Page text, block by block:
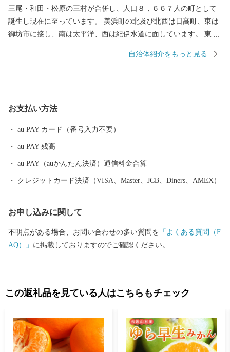
三尾・和田・松原の三村が合併し、人口８，６６７人の町として
誕生し現在に至っています。 美浜町の北及び北西は日高町、東は
御坊市に接し、南は太平洋、西は紀伊水道に面しています。 東西
平方キロメートルの町で、面積では和歌山県下で二番目に狭い町
く受けています。 太平洋に面する砂州海岸には、全長約４．５キ
自治体紹介をもっと見る
お支払い方法
au PAY カード（番号入力不要）
au PAY 残高
au PAY（auかんたん決済）通信料金合算
クレジットカード決済（VISA、Master、JCB、Diners、AMEX）
お申し込みに関して
不明点がある場合、お問い合わせの多い質問を 「よくある質問（F
AQ）」 に掲載しておりますのでご確認ください。
この返礼品を見ている人はこちらもチェック